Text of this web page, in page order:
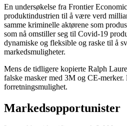
En undersøkelse fra Frontier
produktindustrien til å være verd
samme kriminelle aktørene som
som nå omstiller seg til Covid-19
dynamiske og fleksible og raske til å
markedsmuligheter.
Mens de tidligere kopierte Ralph
falske masker med 3M og CE-
forretningsmulighet.
Markedsopportunister